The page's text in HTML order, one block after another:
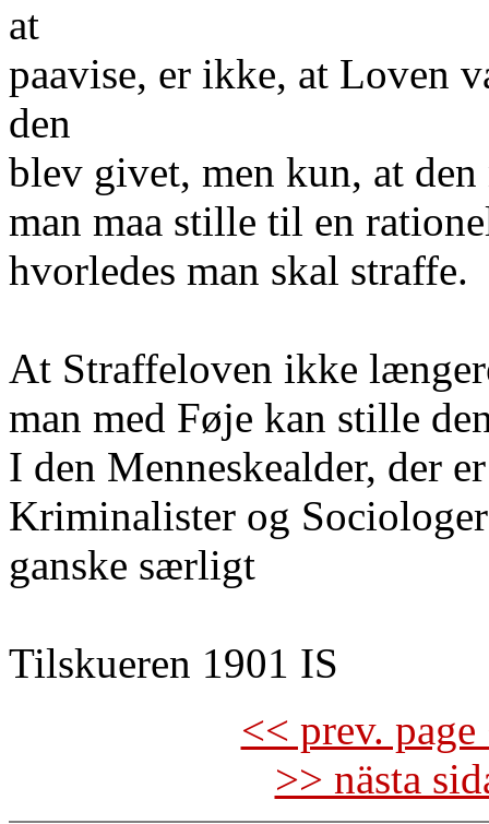
at
paavise, er ikke, at Loven
den
blev givet, men kun, at
man maa stille til en
hvorledes man skal straffe.
At Straffeloven ikke
man med Føje kan stille
I den Menneskealder, der
Kriminalister og
ganske særligt
Tilskueren 1901 IS
<< prev.
>> nästa